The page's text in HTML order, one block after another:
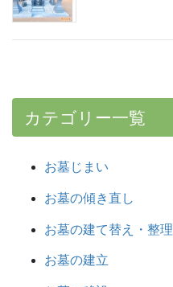
カテゴリー一覧
お墓じまい
お墓の傾き直し
お墓の建て替え・整理
お墓の建立